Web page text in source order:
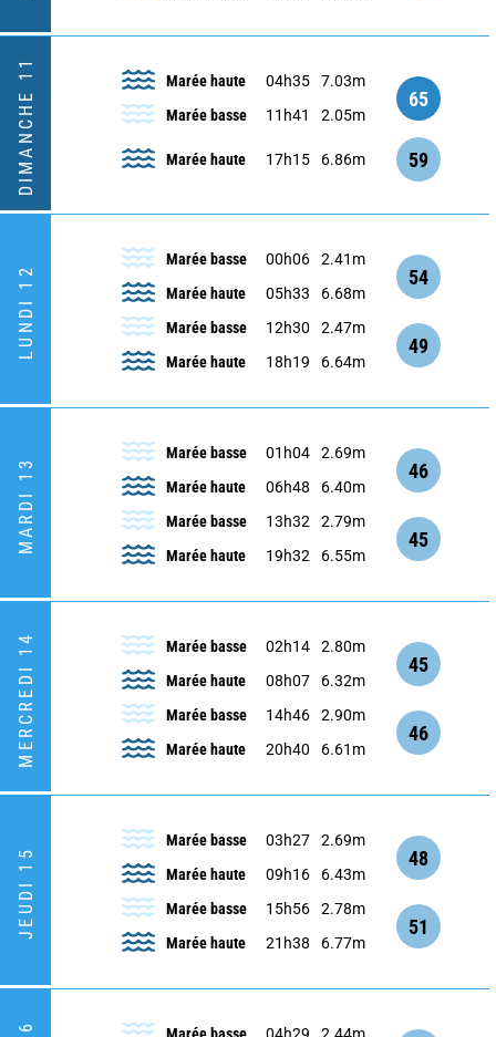
DIMANCHE 11 Marée haute 04h35
7.03m
Marée basse
11h41 2.05m
65
Marée haute 17h15 6.86m 59
LUNDI 12
Marée basse 00h06
2.41m
Marée haute
05h33 6.68m
54
Marée basse 12h30
2.47m
Marée haute
18h19 6.64m
49
MARDI 13
Marée basse 01h04
2.69m
Marée haute
06h48 6.40m
46
Marée basse 13h32
2.79m
Marée haute
19h32 6.55m
45
MERCREDI 14 Marée basse 02h14
2.80m
Marée haute
08h07 6.32m
45
Marée basse 14h46
2.90m
Marée haute
20h40 6.61m
46
JEUDI 15
Marée basse 03h27
2.69m
Marée haute
09h16 6.43m
48
Marée basse 15h56
2.78m
Marée haute
21h38 6.77m
51